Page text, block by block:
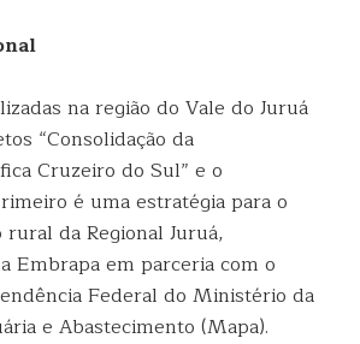
na região do Vale do Juruá
“Consolidação da
Cruzeiro do Sul” e o
é uma estratégia para o
da Regional Juruá,
Embrapa em parceria com o
Federal do Ministério da
e Abastecimento (Mapa).